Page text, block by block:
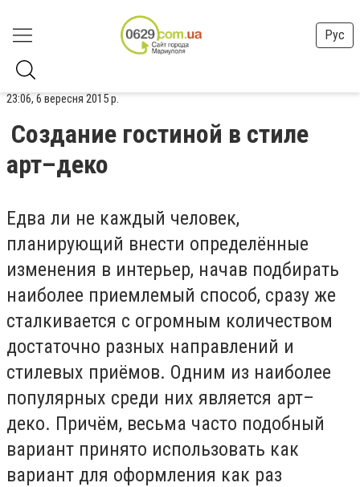
Рус
23:06, 6 вересня 2015 р.
Создание гостиной в стиле
арт–деко
Едва ли не каждый человек,
планирующий внести определённые
изменения в интерьер, начав подбирать
наиболее приемлемый способ, сразу же
сталкивается с огромным количеством
достаточно разных направлений и
стилевых приёмов. Одним из наиболее
популярных среди них является арт–
деко. Причём, весьма часто подобный
вариант принято использовать как
вариант для оформления как раз